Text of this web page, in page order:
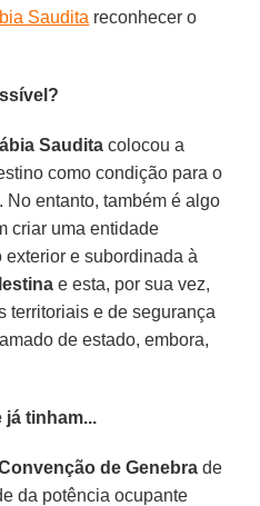
Saudita reconhecer o
Saudita colocou a
como condição para o
. No entanto, também é algo
criar uma entidade
e subordinada à
e esta, por sua vez,
territoriais e de segurança
de estado, embora,
já tinham...
de Genebra de
da potência ocupante